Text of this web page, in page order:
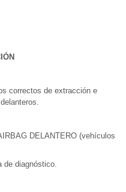
correctos de extracción e
DELANTERO (vehículos
de diagnóstico.